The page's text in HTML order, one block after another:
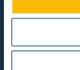
Expertises